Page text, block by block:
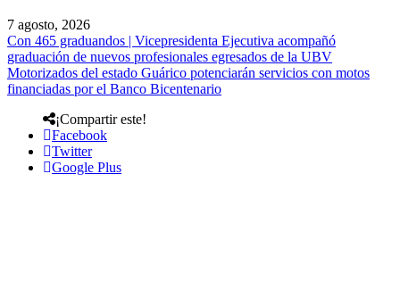
7 agosto, 2026
Con 465 graduandos | Vicepresidenta Ejecutiva acompañó
graduación de nuevos profesionales egresados de la UBV
Motorizados del estado Guárico potenciarán servicios con motos
financiadas por el Banco Bicentenario
¡Compartir este!
Facebook
Twitter
Google Plus